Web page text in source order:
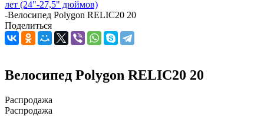
лет (24"-27,5" дюймов)
-Велосипед Polygon RELIC20 20
Поделиться
Велосипед Polygon RELIC20 20
Распродажа
Распродажа